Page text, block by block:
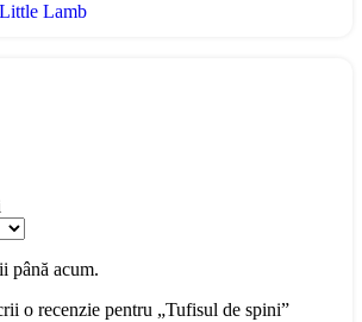
Little Lamb
până acum.
o recenzie pentru „Tufisul de spini”